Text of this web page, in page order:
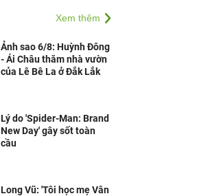
Xem thêm
Ảnh sao 6/8: Huỳnh Đông
- Ái Châu thăm nhà vườn
của Lê Bê La ở Đắk Lắk
Lý do 'Spider-Man: Brand
New Day' gây sốt toàn
cầu
Long Vũ: 'Tôi học mẹ Vân